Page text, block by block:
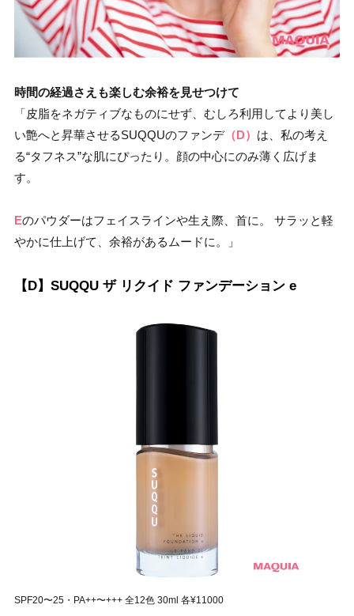
時間の経過さえも楽しむ余裕を見せつけて
「皮脂をネガティブなものにせず、むしろ利用してより美し
い艶へと昇華させるSUQQUのファンデ（D） は、私の考え
る“タフネス”な肌にぴったり。顔の中心にのみ薄く広げま
す。
Eのパウダーはフェイスラインや生え際、首に。 サラッと軽
やかに仕上げて、余裕があるムードに。」
【D】SUQQU ザ リクイド ファンデーション e
SPF20〜25・PA++〜+++ 全12色 30ml 各¥11000